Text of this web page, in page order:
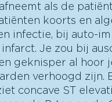
als de
koorts en
infectie, bij auto-
Je zou bij
geknisper al hoor
verhoogd zijn.
concave ST